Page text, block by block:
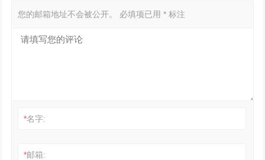
您的邮箱地址不会被公开。 必填项已用* 标注
*名字:
*邮箱: